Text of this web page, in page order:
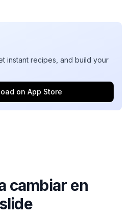
instant recipes, and build your
on App Store
cambiar en